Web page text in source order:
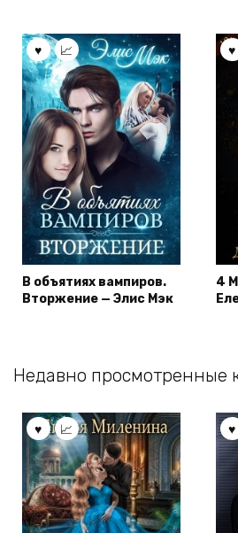
В объятиях вампиров.
Вторжение — Элис Мэк
4
Недавно просмотренные